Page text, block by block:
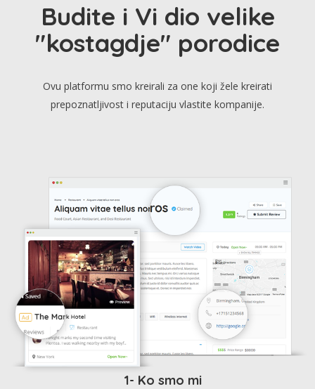
Budite i Vi dio velike
"kostagdje" porodice
Ovu platformu smo kreirali za one koji žele kreirati
prepoznatljivost i reputaciju vlastite kompanije.
1- Ko smo mi